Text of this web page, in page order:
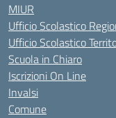
MIUR
Ufficio Scolastico
Ufficio Scolastico
Scuola in Chiaro
Iscrizioni On Line
Invalsi
Comune